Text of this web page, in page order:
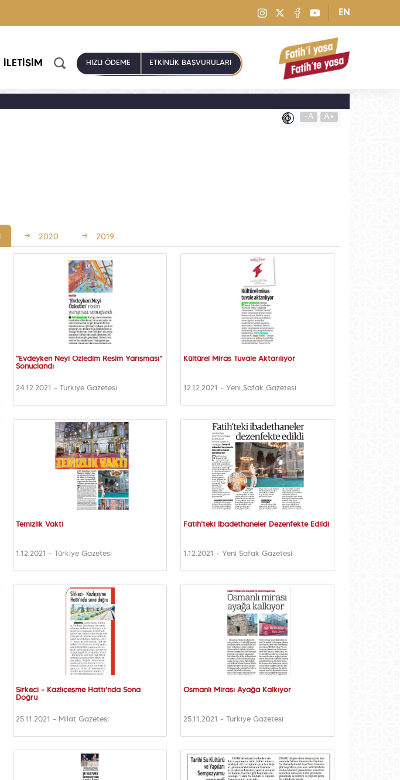
EN
İLETİŞİM HIZLI ÖDEME ETKİNLİK BAŞVURULARI
-A A+
2020 2019
"Evdeyken Neyi Özledim Resim Yarışması"
Sonuçlandı
24.12.2021 - Türkiye Gazetesi
Kültürel Miras Tuvale Aktarılıyor
12.12.2021 - Yeni Şafak Gazetesi
Temizlik Vakti
1.12.2021 - Türkiye Gazetesi
Fatih'teki İbadethaneler Dezenfekte Edildi
1.12.2021 - Yeni Şafak Gazetesi
Sirkeci - Kazlıçeşme Hattı'nda Sona
Doğru
25.11.2021 - Milat Gazetesi
Osmanlı Mirası Ayağa Kalkıyor
25.11.2021 - Türkiye Gazetesi